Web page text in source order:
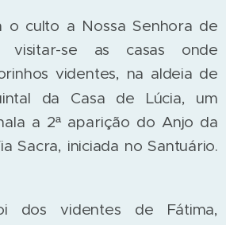
o culto a Nossa Senhora de
visitar-se as casas onde
videntes, na aldeia de
da Casa de Lúcia, um
a 2ª aparição do Anjo da
Sacra, iniciada no Santuário.
dos videntes de Fátima,